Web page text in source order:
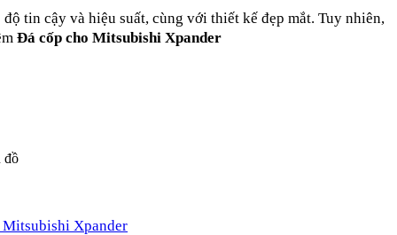
tin cậy và hiệu suất, cùng với thiết kế đẹp mắt. Tuy nhiên,
Đá cốp cho Mitsubishi Xpander
đồ
Mitsubishi Xpander